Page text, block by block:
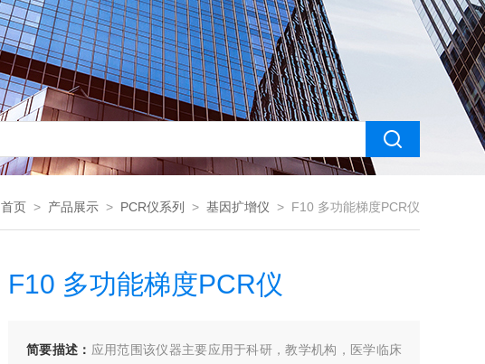
首页 > 产品展示 > PCR仪系列 > 基因扩增仪 > F10 多功能梯度PCR仪
F10 多功能梯度PCR仪
简要描述： 应用范围该仪器主要应用于科研，教学机构，医学临床